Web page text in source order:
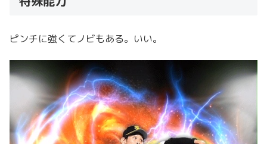
ピンチに強くてノビもある。いい。